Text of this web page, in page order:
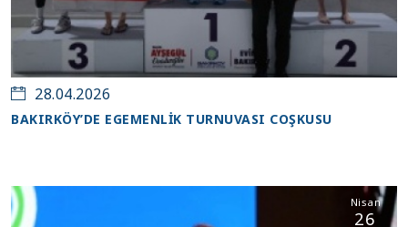
28.04.2026
BAKIRKÖY’DE EGEMENLİK TURNUVASI COŞKUSU
Nisan
26